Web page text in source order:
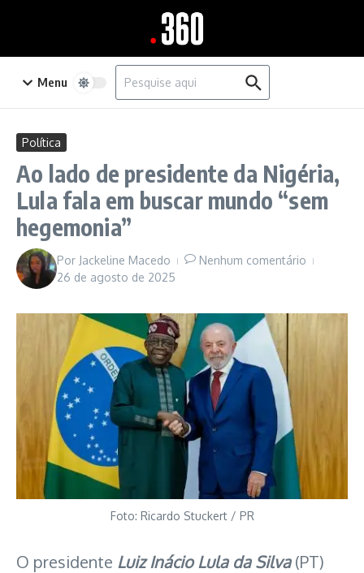
Menu
Procurar por:
Política
Ao lado de presidente da Nigéria,
Lula fala em buscar mundo “sem
hegemonia”
Por Jackeline Macedo
Nenhum comentário
26 de agosto de 2025
Foto: Ricardo Stuckert / PR
O presidente Luiz Inácio Lula da Silva(PT)